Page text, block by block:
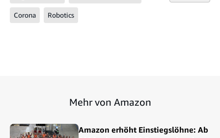
Corona Robotics
Mehr von Amazon
Amazon erhöht Einstiegslöhne: Ab